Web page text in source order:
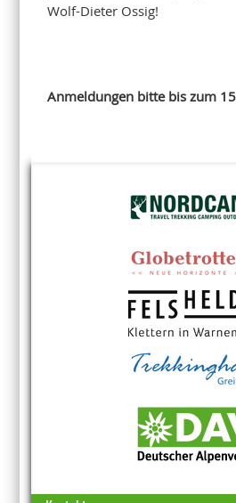
Wolf-Dieter Ossig!
Anmeldungen bitte bis zum